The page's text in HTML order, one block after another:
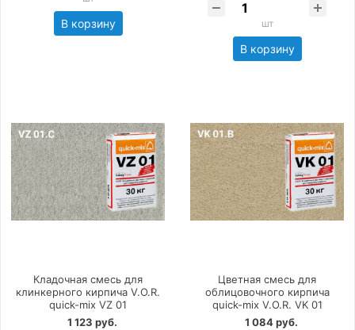
В корзину шт
В корзину
Кладочная смесь для
клинкерного кирпича V.O.R.
quick-mix VZ 01
1 123 руб.
Цветная смесь для
облицовочного кирпича
quick-mix V.O.R. VK 01
1 084 руб.